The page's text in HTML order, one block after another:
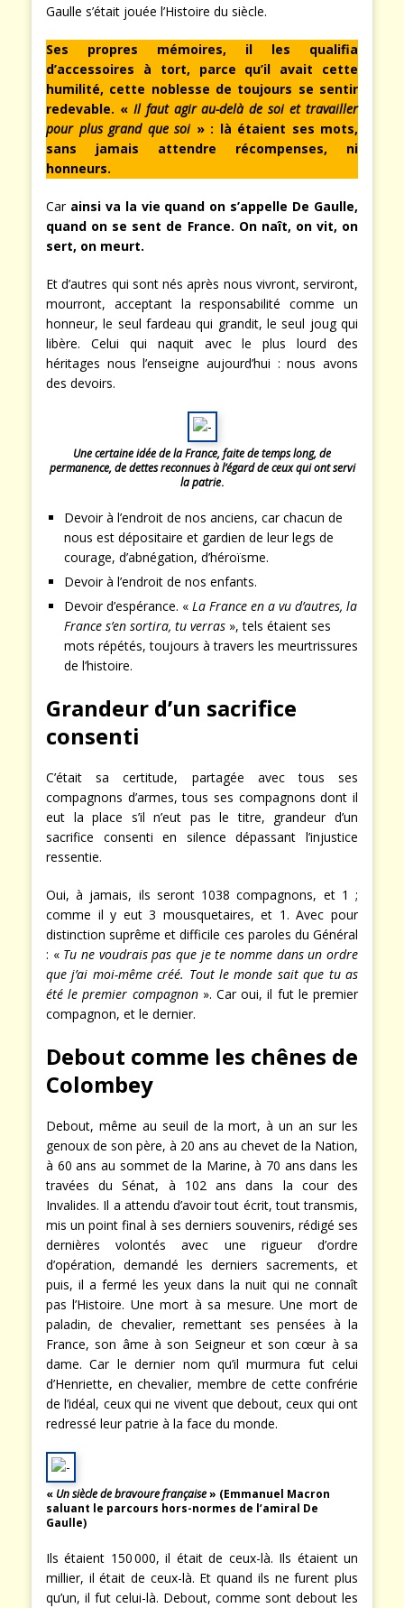
Gaulle s’était jouée l’Histoire du siècle.
Ses propres mémoires, il les qualifia
d’accessoires à tort, parce qu’il avait cette
humilité, cette noblesse de toujours se sentir
redevable. « Il faut agir au-delà de soi et travailler
pour plus grand que soi» : là étaient ses mots,
sans jamais attendre récompenses, ni
honneurs.
Car ainsi va la vie quand on s’appelle De Gaulle,
quand on se sent de France. On naît, on vit, on
sert, on meurt.
Et d’autres qui sont nés après nous vivront, serviront,
mourront, acceptant la responsabilité comme un
honneur, le seul fardeau qui grandit, le seul joug qui
libère. Celui qui naquit avec le plus lourd des
héritages nous l’enseigne aujourd’hui : nous avons
des devoirs.
Une certaine idée de la France, faite de temps long, de
permanence, de dettes reconnues à l’égard de ceux qui ont servi
la patrie.
Devoir à l’endroit de nos anciens, car chacun de
nous est dépositaire et gardien de leur legs de
courage, d’abnégation, d’héroïsme.
Devoir à l’endroit de nos enfants.
Devoir d’espérance. « La France en a vu d’autres, la
France s’en sortira, tu verras », tels étaient ses
mots répétés, toujours à travers les meurtrissures
de l’histoire.
Grandeur d’un sacrifice
consenti
C’était sa certitude, partagée avec tous ses
compagnons d’armes, tous ses compagnons dont il
eut la place s’il n’eut pas le titre, grandeur d’un
sacrifice consenti en silence dépassant l’injustice
ressentie.
Oui, à jamais, ils seront 1038 compagnons, et 1 ;
comme il y eut 3 mousquetaires, et 1. Avec pour
distinction suprême et difficile ces paroles du Général
: « Tu ne voudrais pas que je te nomme dans un ordre
que j’ai moi-même créé. Tout le monde sait que tu as
été le premier compagnon». Car oui, il fut le premier
compagnon, et le dernier.
Debout comme les chênes de
Colombey
Debout, même au seuil de la mort, à un an sur les
genoux de son père, à 20 ans au chevet de la Nation,
à 60 ans au sommet de la Marine, à 70 ans dans les
travées du Sénat, à 102 ans dans la cour des
Invalides. Il a attendu d’avoir tout écrit, tout transmis,
mis un point final à ses derniers souvenirs, rédigé ses
dernières volontés avec une rigueur d’ordre
d’opération, demandé les derniers sacrements, et
puis, il a fermé les yeux dans la nuit qui ne connaît
pas l’Histoire. Une mort à sa mesure. Une mort de
paladin, de chevalier, remettant ses pensées à la
France, son âme à son Seigneur et son cœur à sa
dame. Car le dernier nom qu’il murmura fut celui
d’Henriette, en chevalier, membre de cette confrérie
de l’idéal, ceux qui ne vivent que debout, ceux qui ont
redressé leur patrie à la face du monde.
« Un siècle de bravoure française» (Emmanuel Macron
saluant le parcours hors-normes de l’amiral De
Gaulle)
Ils étaient 150 000, il était de ceux-là. Ils étaient un
millier, il était de ceux-là. Et quand ils ne furent plus
qu’un, il fut celui-là. Debout, comme sont debout les